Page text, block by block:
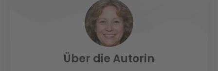
Über die Autorin